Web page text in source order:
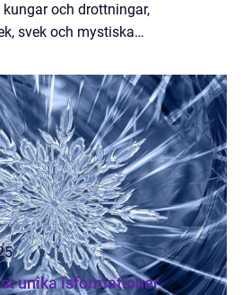
och drottningar,
svek och mystiska
unika isformationer